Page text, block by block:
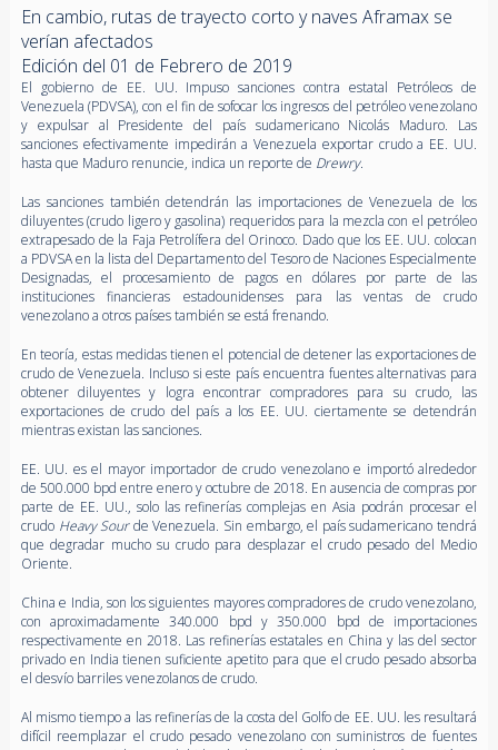
En cambio, rutas de trayecto corto y naves Aframax se
verían afectados
Edición del 01 de Febrero de 2019
El gobierno de EE. UU. Impuso sanciones contra estatal Petróleos de
Venezuela (PDVSA), con el fin de sofocar los ingresos del petróleo venezolano
y expulsar al Presidente del país sudamericano Nicolás Maduro. Las
sanciones efectivamente impedirán a Venezuela exportar crudo a EE. UU.
hasta que Maduro renuncie, indica un reporte de Drewry.
Las sanciones también detendrán las importaciones de Venezuela de los
diluyentes (crudo ligero y gasolina) requeridos para la mezcla con el petróleo
extrapesado de la Faja Petrolífera del Orinoco. Dado que los EE. UU. colocan
a PDVSA en la lista del Departamento del Tesoro de Naciones Especialmente
Designadas, el procesamiento de pagos en dólares por parte de las
instituciones financieras estadounidenses para las ventas de crudo
venezolano a otros países también se está frenando.
En teoría, estas medidas tienen el potencial de detener las exportaciones de
crudo de Venezuela. Incluso si este país encuentra fuentes alternativas para
obtener diluyentes y logra encontrar compradores para su crudo, las
exportaciones de crudo del país a los EE. UU. ciertamente se detendrán
mientras existan las sanciones.
EE. UU. es el mayor importador de crudo venezolano e importó alrededor
de 500.000 bpd entre enero y octubre de 2018. En ausencia de compras por
parte de EE. UU., solo las refinerías complejas en Asia podrán procesar el
crudo Heavy Sourde Venezuela. Sin embargo, el país sudamericano tendrá
que degradar mucho su crudo para desplazar el crudo pesado del Medio
Oriente.
China e India, son los siguientes mayores compradores de crudo venezolano,
con aproximadamente 340.000 bpd y 350.000 bpd de importaciones
respectivamente en 2018. Las refinerías estatales en China y las del sector
privado en India tienen suficiente apetito para que el crudo pesado absorba
el desvío barriles venezolanos de crudo.
Al mismo tiempo a las refinerías de la costa del Golfo de EE. UU. les resultará
difícil reemplazar el crudo pesado venezolano con suministros de fuentes